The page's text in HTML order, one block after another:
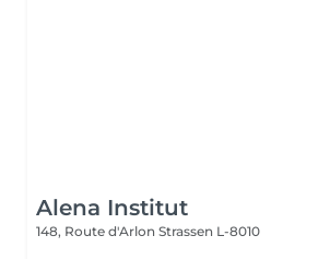
Alena Institut
148, Route d'Arlon Strassen L-8010